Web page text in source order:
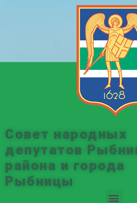
Совет народных
депутатов
района и города
Рыбницы